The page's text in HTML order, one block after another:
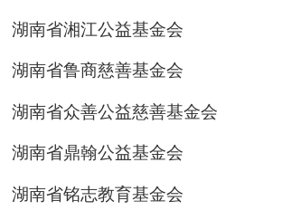
湖南省湘江公益基金会
湖南省鲁商慈善基金会
湖南省众善公益慈善基金会
湖南省鼎翰公益基金会
湖南省铭志教育基金会